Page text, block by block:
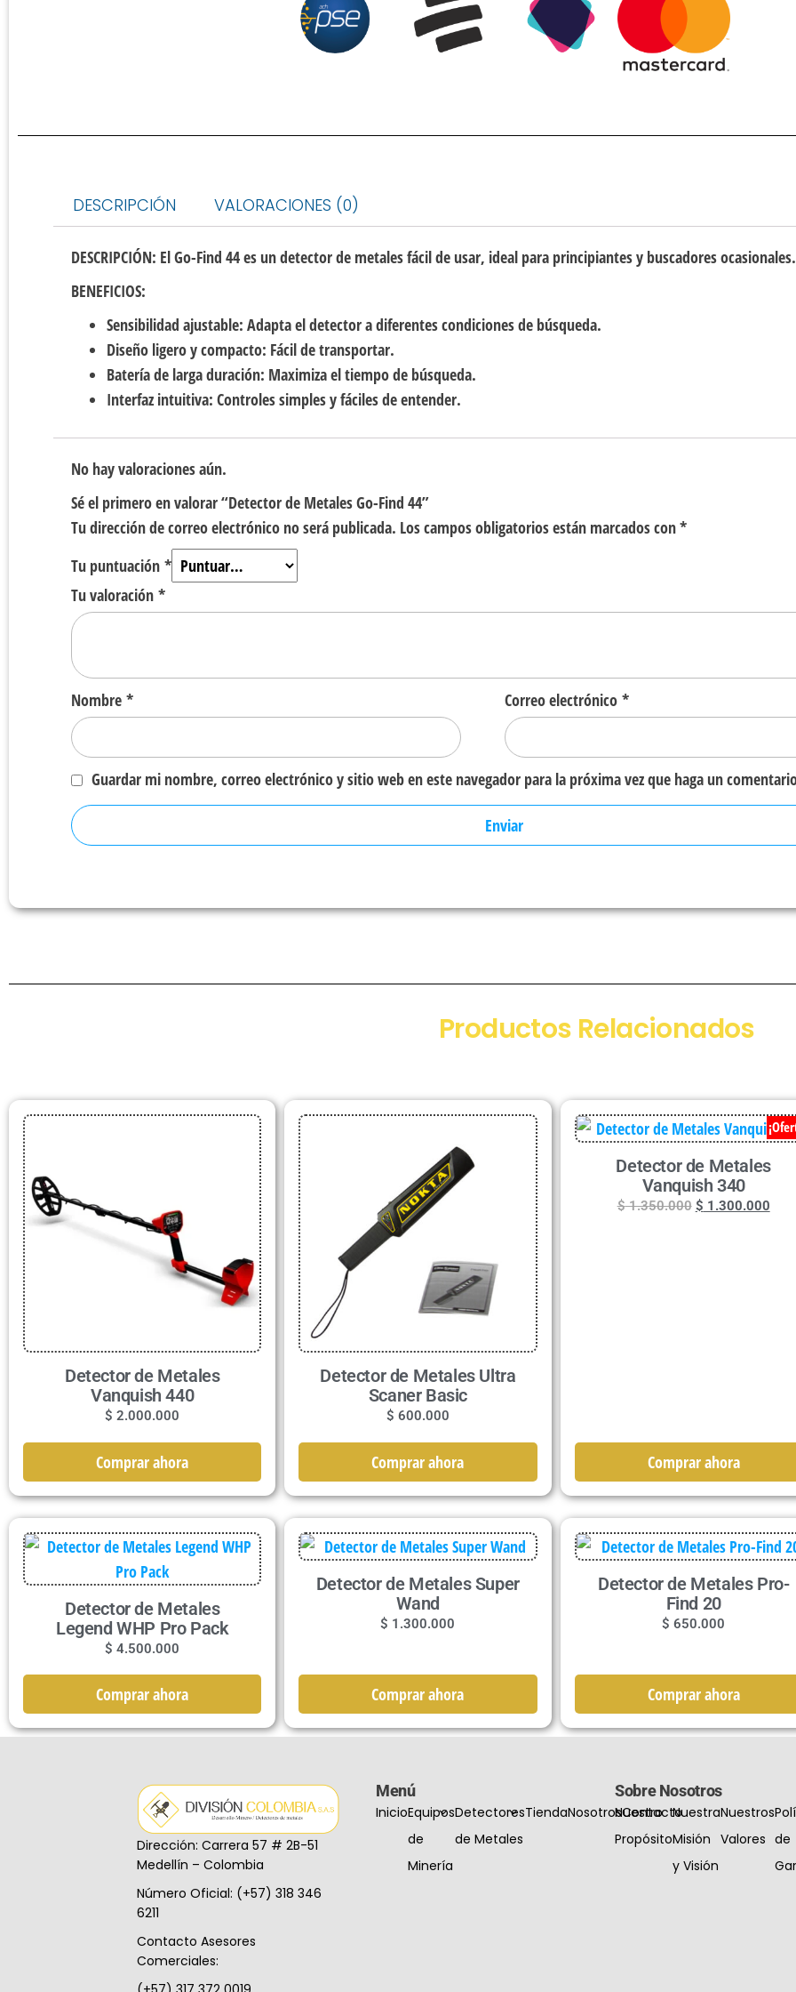
DESCRIPCIÓN VALORACIONES (0)
DESCRIPCIÓN: El Go-Find 44 es un detector de metales fácil de usar, ideal para principiantes y buscadores ocasionales.
BENEFICIOS:
Sensibilidad ajustable: Adapta el detector a diferentes condiciones de búsqueda.
Diseño ligero y compacto: Fácil de transportar.
Batería de larga duración: Maximiza el tiempo de búsqueda.
Interfaz intuitiva: Controles simples y fáciles de entender.
No hay valoraciones aún.
Sé el primero en valorar “Detector de Metales Go-Find 44”
Tu dirección de correo electrónico no será publicada. Los campos obligatorios están marcados con*
Tu puntuación *
Tu valoración *
Nombre * Correo electrónico *
Guardar mi nombre, correo electrónico y sitio web en este navegador para la próxima vez que haga un
Productos Relacionados
Detector de Metales
Vanquish 440
$ 2.000.000
Comprar ahora
Detector de Metales Ultra
Scaner Basic
$ 600.000
Comprar ahora
Detector de Metales
Vanquish 340
$1.350.000 $ 1.300.000
Comprar ahora
Detector de Metales
Legend WHP Pro Pack
$ 4.500.000
Comprar ahora
Detector de Metales Super
Wand
$ 1.300.000
Comprar ahora
Detector de Metales Pro-
Find 20
$ 650.000
Comprar ahora
Dirección: Carrera 57 # 2B-51
Medellín – Colombia
Número Oficial: (+57) 318 346
6211
Contacto Asesores
Comerciales:
Menú
InicioEquipos
de
Minería
Detectores
de Metales
TiendaNosotrosContacto
Sobre Nosotros
Nuestro
Propósito
Nuestra
Misión
y Visión
Nuestros
Valores de